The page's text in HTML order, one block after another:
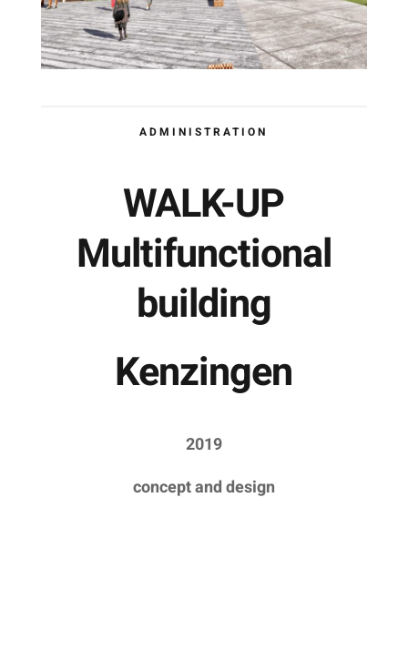
ADMINISTRATION
WALK-UP
Multifunctional
building
Kenzingen
2019
concept and design